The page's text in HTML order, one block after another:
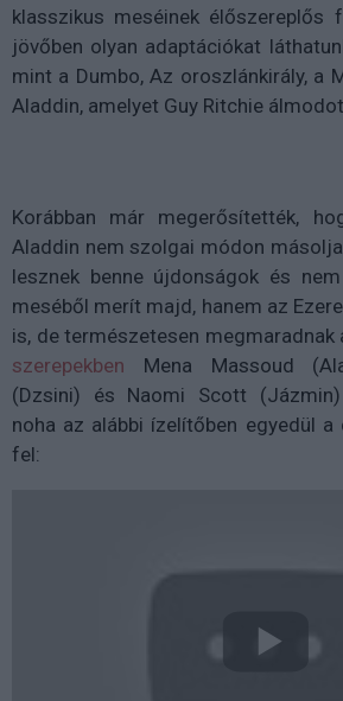
klasszikus meséinek élőszereplős
jövőben olyan adaptációkat
mint a Dumbo, Az oroszlánkirály, a
Aladdin, amelyet Guy Ritchie
Korábban már megerősítették,
Aladdin nem szolgai módon
lesznek benne újdonságok és
meséből merít majd, hanem az
is, de természetesen megmaradnak
szerepekben Mena Massoud
(Dzsini) és Naomi Scott
noha az alábbi ízelítőben egyedül a
fel: